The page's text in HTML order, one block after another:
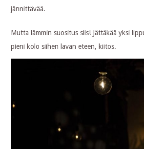
jännittävää.
Mutta lämmin suositus siis! Jättäkää yksi
pieni kolo siihen lavan eteen, kiitos.